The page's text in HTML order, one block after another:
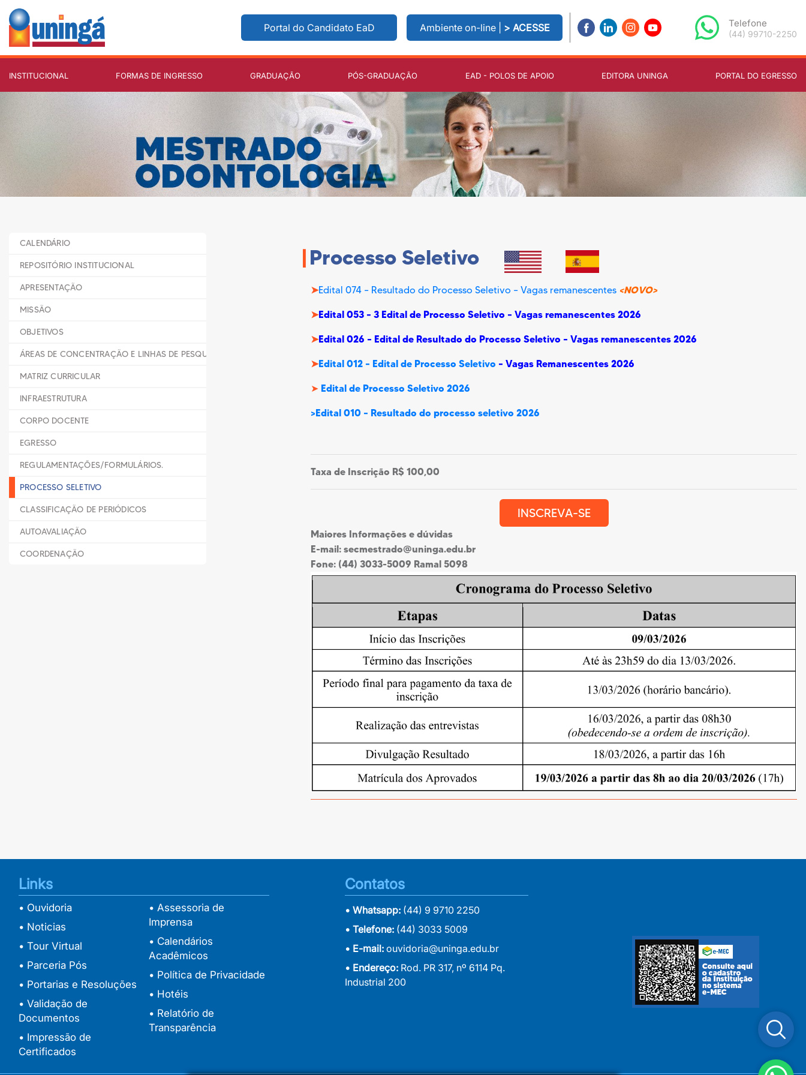
Portal do Candidato EaD Ambiente on-line | > ACESSE Telefone
(44) 99710-2250
INSTITUCIONAL FORMAS DE INGRESSO GRADUAÇÃO PÓS-GRADUAÇÃO EAD - POLOS DE APOIO EDITORA UNINGA PORTAL DO EGRESSO
CALENDÁRIO
REPOSITÓRIO INSTITUCIONAL
APRESENTAÇÃO
MISSÃO
OBJETIVOS
ÁREAS DE CONCENTRAÇÃO E LINHAS DE PESQUISA
MATRIZ CURRICULAR
INFRAESTRUTURA
CORPO DOCENTE
EGRESSO
REGULAMENTAÇÕES/FORMULÁRIOS.
PROCESSO SELETIVO
CLASSIFICAÇÃO DE PERIÓDICOS
AUTOAVALIAÇÃO
COORDENAÇÃO
|Processo Seletivo
➤Edital 074 – Resultado do Processo Seletivo – Vagas remanescentes <NOVO>
➤Edital 053 – 3 Edital de Processo Seletivo – Vagas remanescentes 2026
➤Edital 026 – Edital de Resultado do Processo Seletivo – Vagas remanescentes 2026
➤Edital 012 – Edital de Processo Seletivo – Vagas Remanescentes 2026
➤ Edital de Processo Seletivo 2026
>Edital 010 – Resultado do processo seletivo 2026
Taxa de Inscrição R$ 100,00
INSCREVA-SE
Maiores Informações e dúvidas
E-mail: secmestrado@uninga.edu.br
Fone: (44) 3033-5009 Ramal 5098
Links
• Ouvidoria
• Noticias
• Tour Virtual
• Parceria Pós
• Portarias e Resoluções
• Validação de
Documentos
• Impressão de
Certificados
• Assessoria de
Imprensa
• Calendários
Acadêmicos
• Política de Privacidade
• Hotéis
• Relatório de
Transparência
Contatos
• Whatsapp: (44) 9 9710 2250
• Telefone: (44) 3033 5009
• E-mail: ouvidoria@uninga.edu.br
• Endereço: Rod. PR 317, nº 6114 Pq.
Industrial 200